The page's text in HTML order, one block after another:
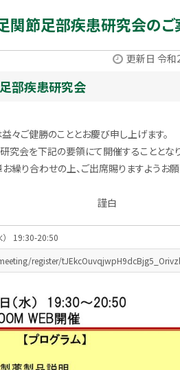
関節足部疾患研究会のご
更新日 令
部疾患研究会
々ご健勝のこととお慶び申し上げます。
会を下記の要領にて開催することとな
繰り合わせの上、ご出席賜りますようお
） 19:30-20:50
register/